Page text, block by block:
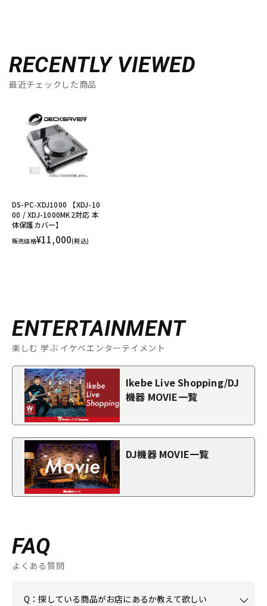
RECENTLY VIEWED
最近チェックした商品
DS-PC-XDJ1000 【XDJ-10
00 / XDJ-1000MK2対応 本
体保護カバー】
販売価格¥11,000(税込)
ENTERTAINMENT
楽しむ 学ぶ イケベエンターテイメント
Ikebe Live Shopping/DJ
機器 MOVIE一覧
DJ機器 MOVIE一覧
FAQ
よくある質問
Q：探している商品がお店にあるか教えて欲しい